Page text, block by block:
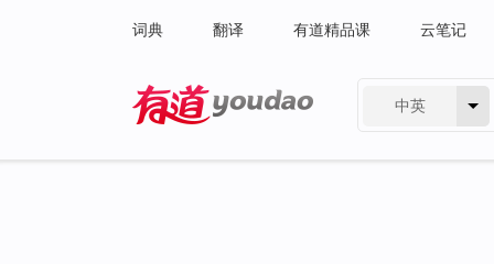
词典 翻译 有道精品课 云笔记
中英